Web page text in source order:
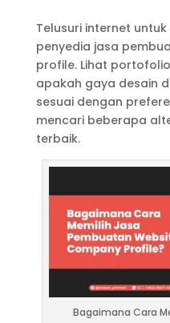
Telusuri internet
penyedia jasa
profile. Lihat
apakah gaya desain
sesuai dengan
mencari beberapa
terbaik.
Bagaimana Cara